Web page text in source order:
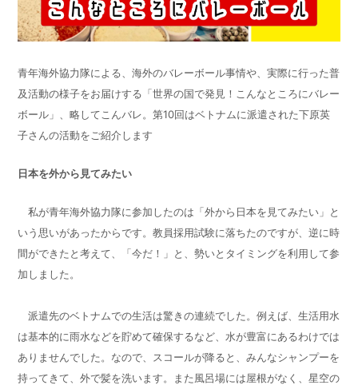
青年海外協力隊による、海外のバレーボール事情や、実際に行った普
及活動の様子をお届けする「世界の国で発見！こんなところにバレー
ボール」、略してこんバレ。第10回はベトナムに派遣された下原英
子さんの活動をご紹介します
日本を外から見てみたい
私が青年海外協力隊に参加したのは「外から日本を見てみたい」と
いう思いがあったからです。教員採用試験に落ちたのですが、逆に時
間ができたと考えて、「今だ！」と、勢いとタイミングを利用して参
加しました。
派遣先のベトナムでの生活は驚きの連続でした。例えば、生活用水
は基本的に雨水などを貯めて確保するなど、水が豊富にあるわけでは
ありませんでした。なので、スコールが降ると、みんなシャンプーを
持ってきて、外で髪を洗います。また風呂場には屋根がなく、星空の